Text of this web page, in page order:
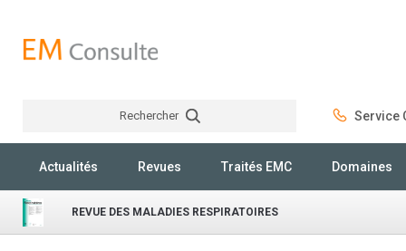
Rechercher Service
Actualités Revues Traités EMC Domaines
REVUE DES MALADIES RESPIRATOIRES